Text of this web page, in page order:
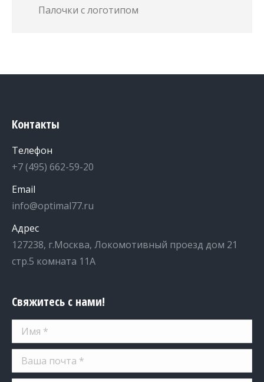
Палочки с логотипом
Контакты
Телефон
+7 (495) 662-59-20
Email
info@optimal77.ru
Адрес
127238, г.Москва, Локомотивный проезд дом 21
стр.5 комната 11А
Свяжитесь с нами!
Имя *
Ваша почта *